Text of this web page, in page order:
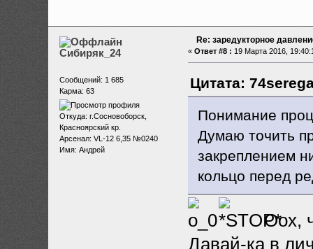
Сибиряк_24
Сообщений: 1 685
Карма: 63
Откуда: г.Сосновоборск,
Красноярский кр.
Арсенал: VL-12 6,35 №0240
Имя: Андрей
Re: заредукторное
« Ответ #8 : 19 Марта 2016,
Цитата:
Понимание
Думаю точить
закреплением
кольцо перед
Оох,
Давай-ка в